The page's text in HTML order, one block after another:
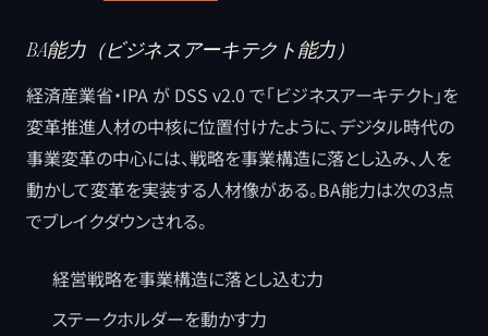
BA能力（ビジネスアーキテクト能力）
経済産業省・IPA が DSS v2.0 で「ビジネスアーキテクト」を
変革推進人材の中核に位置付けたように、デジタル時代の
事業変革の中心には、戦略を事業構造に落とし込み、人を
動かして変革を実装する人材像がある。BA能力は次の3点
でブレイクダウンされる。
経営戦略を事業構造に落とし込む力
ステークホルダーを動かす力